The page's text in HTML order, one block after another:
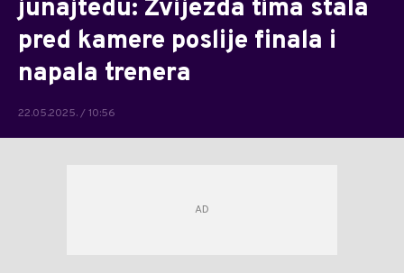
junajtedu: Zvijezda tima stala
pred kamere poslije finala i
napala trenera
22.05.2025. / 10:56